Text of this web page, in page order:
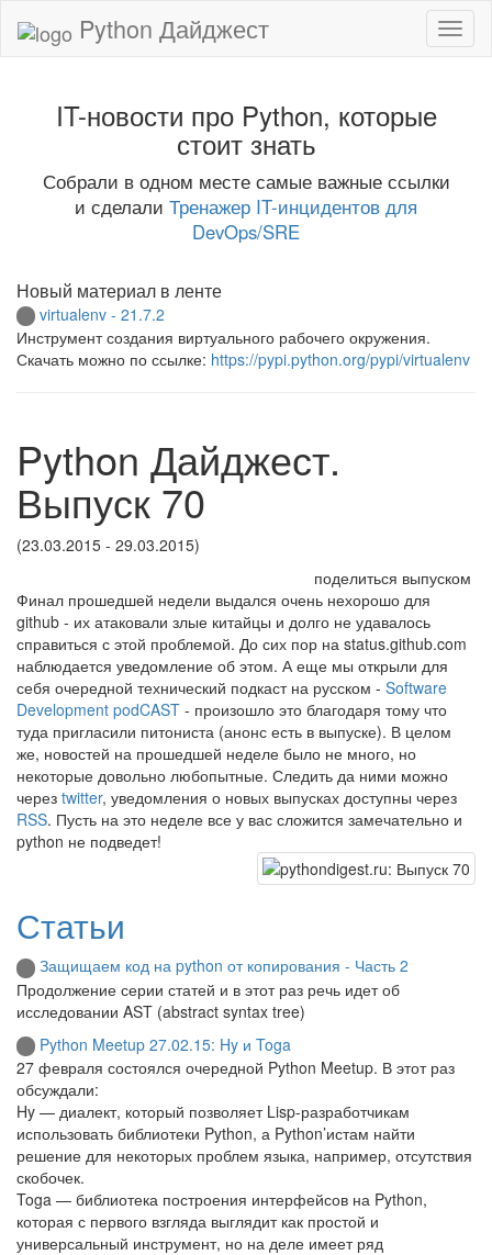
Python Дайджест
IT-новости про Python, которые
стоит знать
Собрали в одном месте самые важные ссылки
и сделали Тренажер IT-инцидентов для
DevOps/SRE
Новый материал в ленте
virtualenv - 21.7.2
Инструмент создания виртуального рабочего окружения.
Скачать можно по ссылке: https://pypi.python.org/pypi/virtualenv
Python Дайджест.
Выпуск 70
(23.03.2015 - 29.03.2015)
поделиться выпуском
Финал прошедшей недели выдался очень нехорошо для
github - их атаковали злые китайцы и долго не удавалось
справиться с этой проблемой. До сих пор на status.github.com
наблюдается уведомление об этом. А еще мы открыли для
себя очередной технический подкаст на русском - Software
Development podCAST - произошло это благодаря тому что
туда пригласили питониста (анонс есть в выпуске). В целом
же, новостей на прошедшей неделе было не много, но
некоторые довольно любопытные. Следить да ними можно
через twitter, уведомления о новых выпусках доступны через
RSS. Пусть на это неделе все у вас сложится замечательно и
python не подведет!
Статьи
Защищаем код на python от копирования - Часть 2
Продолжение серии статей и в этот раз речь идет об
исследовании AST (abstract syntax tree)
Python Meetup 27.02.15: Hy и Toga
27 февраля состоялся очередной Python Meetup. В этот раз
обсуждали:
Hy — диалект, который позволяет Lisp-разработчикам
использовать библиотеки Python, а Python’истам найти
решение для некоторых проблем языка, например, отсутствия
скобочек.
Toga — библиотека построения интерфейсов на Python,
которая с первого взгляда выглядит как простой и
универсальный инструмент, но на деле имеет ряд